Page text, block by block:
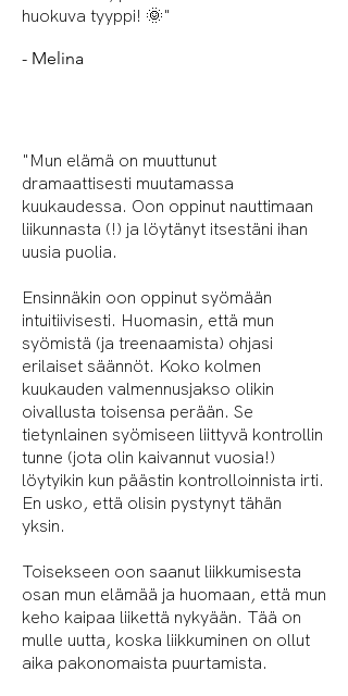
huokuva tyyppi! 🌞"
- Melina
"Mun elämä on muuttunut
dramaattisesti muutamassa
kuukaudessa. Oon oppinut nauttimaan
liikunnasta (!) ja löytänyt itsestäni ihan
uusia puolia.
Ensinnäkin oon oppinut syömään
intuitiivisesti. Huomasin, että mun
syömistä (ja treenaamista) ohjasi
erilaiset säännöt. Koko kolmen
kuukauden valmennusjakso olikin
oivallusta toisensa perään. Se
tietynlainen syömiseen liittyvä kontrollin
tunne (jota olin kaivannut vuosia!)
löytyikin kun päästin kontrolloinnista irti.
En usko, että olisin pystynyt tähän
yksin.
Toisekseen oon saanut liikkumisesta
osan mun elämää ja huomaan, että mun
keho kaipaa liikettä nykyään. Tää on
mulle uutta, koska liikkuminen on ollut
aika pakonomaista puurtamista.